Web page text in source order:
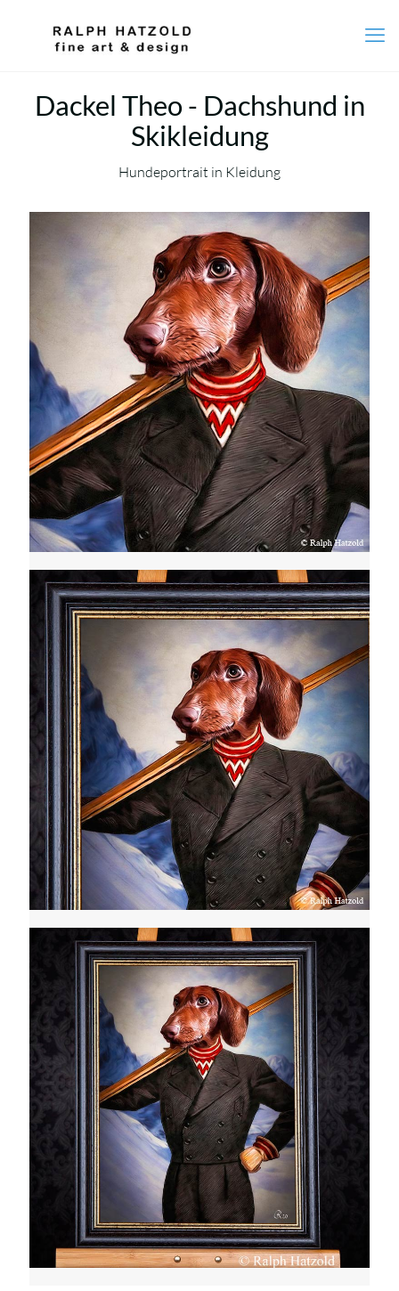
Dackel Theo - Dachshund in
Skikleidung
Hundeportrait in Kleidung